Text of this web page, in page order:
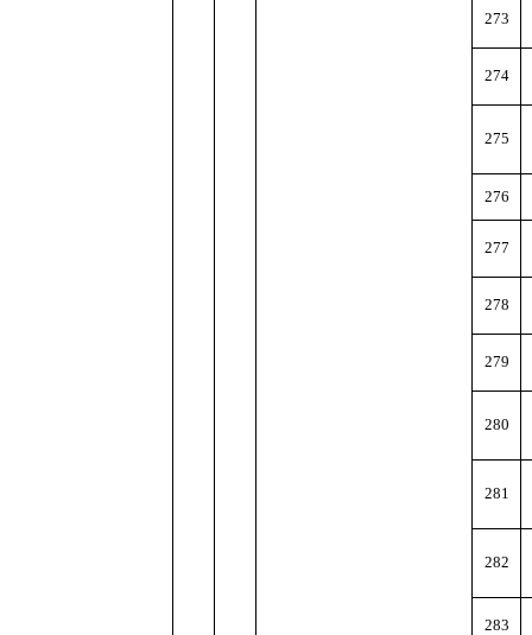
273
274
275
276
277
278
279
280
281
282
283